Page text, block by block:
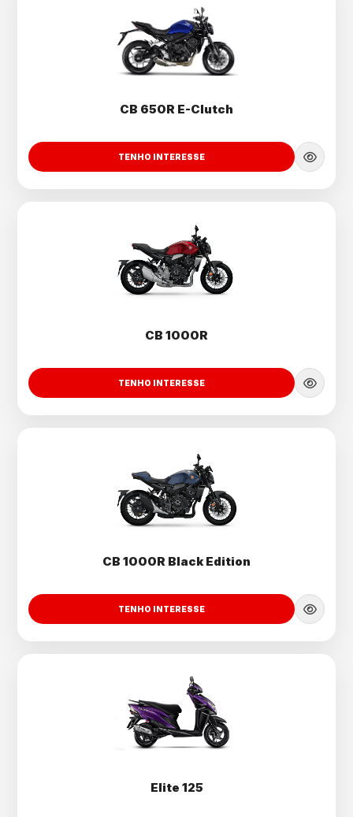
CB 650R E-Clutch
TENHO INTERESSE
CB 1000R
TENHO INTERESSE
CB 1000R Black Edition
TENHO INTERESSE
Elite 125